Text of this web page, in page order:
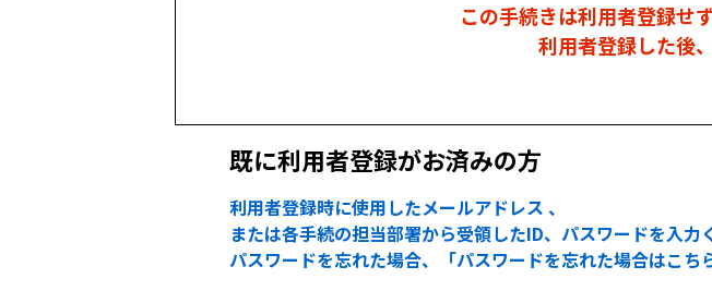
この手続きは利用者登録せ
利用者登録した後
既に利用者登録がお済みの方
利用者登録時に使用したメールアドレス 、
または各手続の担当部署から受領したID、パスワードを入力
パスワードを忘れた場合、「パスワードを忘れた場合はこち